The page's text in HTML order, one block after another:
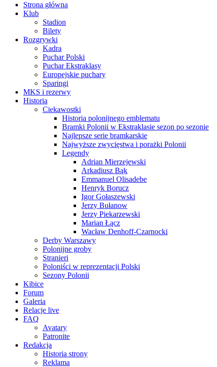
Strona główna
Klub
Stadion
Bilety
Rozgrywki
Kadra
Puchar Polski
Puchar Ekstraklasy
Europejskie puchary
Sparingi
MKS i rezerwy
Historia
Ciekawostki
Historia polonijnego emblematu
Bramki Polonii w Ekstraklasie sezon po sezonie
Najlepsze serie bramkarskie
Najwyższe zwycięstwa i porażki Polonii
Legendy
Adrian Mierzejewski
Arkadiusz Bąk
Emmanuel Olisadebe
Henryk Borucz
Igor Gołaszewski
Jerzy Bułanow
Jerzy Piekarzewski
Marian Łącz
Wacław Denhoff-Czarnocki
Derby Warszawy
Polonijne groby
Stranieri
Poloniści w reprezentacji Polski
Sezony Polonii
Kibice
Forum
Galeria
Relacje live
FAQ
Avatary
Patronite
Redakcja
Historia strony
Reklama